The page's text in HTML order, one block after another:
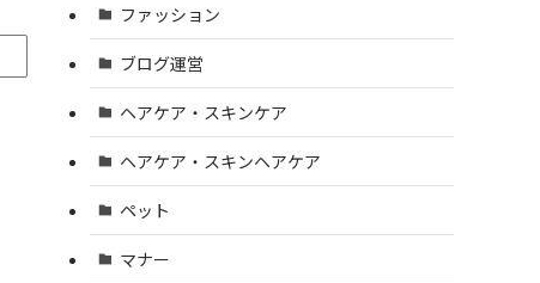
ファッション
ブログ運営
ヘアケア・スキンケア
ヘアケア・スキンヘアケア
ペット
マナー